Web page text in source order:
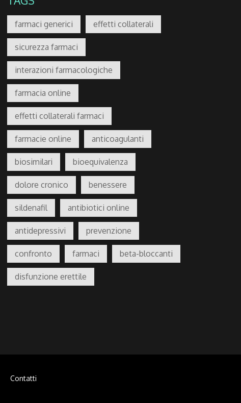
farmaci generici effetti collaterali
sicurezza farmaci
interazioni farmacologiche
farmacia online
effetti collaterali farmaci
farmacie online anticoagulanti
biosimilari bioequivalenza
dolore cronico benessere
sildenafil antibiotici online
antidepressivi prevenzione
confronto farmaci beta-bloccanti
disfunzione erettile
Contatti